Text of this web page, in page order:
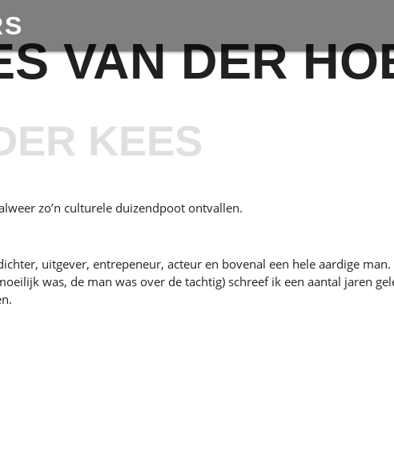
VAN DER
KEES
zo’n culturele duizendpoot ontvallen.
uitgever, entrepeneur, acteur en bovenal een hele aardige man.
was, de man was over de tachtig) schreef ik een aantal jaren